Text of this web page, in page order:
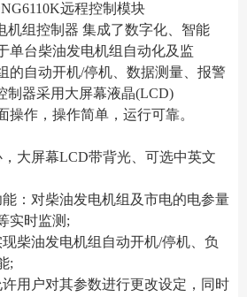
远程控制模块
机组控制器 集成了数字化、智能
单台柴油发电机组自动化及监
的自动开机/停机、数据测量、报警
制器采用大屏幕液晶(LCD)
操作，操作简单，运行可靠。
大屏幕LCD带背光、可选中英文
：对柴油发电机组及市电的电参量
实时监测;
柴油发电机组自动开机/停机、负
;
用户对其参数进行更改设定，同时